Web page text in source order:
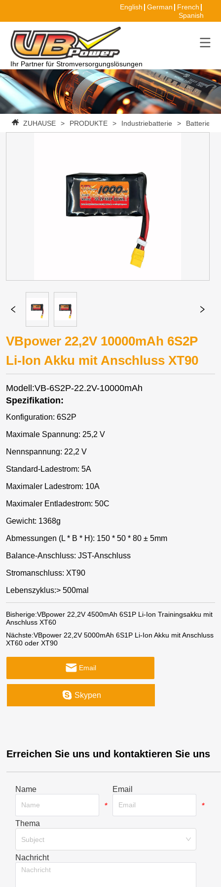
English German
French
Spanish
Ihr Partner für Stromversorgungslösungen
ZUHAUSE > PRODUKTE > Industriebatterie >
VBpower 22,2V 10000mAh 6S2P
Li-Ion Akku mit Anschluss XT90
Modell:VB-6S2P-22.2V-10000mAh
Spezifikation:
Konfiguration: 6S2P
Maximale Spannung: 25,2 V
Nennspannung: 22,2 V
Standard-Ladestrom: 5A
Maximaler Ladestrom: 10A
Maximaler Entladestrom: 50C
Gewicht: 1368g
Abmessungen (L * B * H): 150 * 50 * 80 ± 5mm
Balance-Anschluss: JST-Anschluss
Stromanschluss: XT90
Lebenszyklus:> 500mal
Bisherige:VBpower 22,2V 4500mAh 6S1P Li-Ion Trainingsakku mit
Anschluss XT60
Nächste:VBpower 22,2V 5000mAh 6S1P Li-Ion Akku mit Anschluss
XT60 oder XT90
Email
Skypen
Erreichen Sie uns und kontaktieren Sie uns
Name
*
Email
*
Thema
Subject
Nachricht